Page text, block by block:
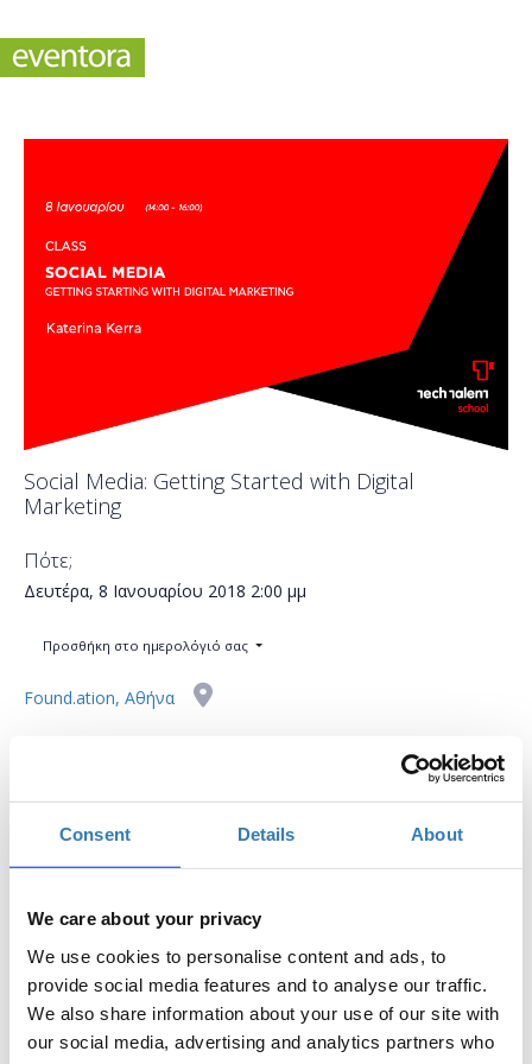
Consent Details About
We care about your privacy
We use cookies to personalise content and ads, to
provide social media features and to analyse our traffic.
We also share information about your use of our site with
our social media, advertising and analytics partners who
Social Media: Getting Started with Digital
Marketing
Πότε;
Δευτέρα, 8 Ιανουαρίου 2018 2:00 μμ
Προσθήκη στο ημερολόγιό σας
Found.ation, Αθήνα
Η περίοδος εγγραφών έχει λήξει.
Το workshop έχει στόχο να δώσει την δυνατότητα
στους συμμετέχοντες να εκπαιδευτούν στη χρήση
σημαντικών μέσων κοινωνικής δικτύωσης, να